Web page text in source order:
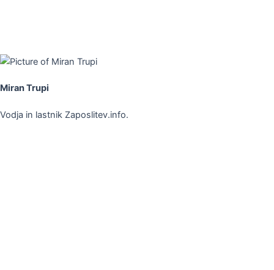
Miran Trupi
Vodja in lastnik Zaposlitev.info.